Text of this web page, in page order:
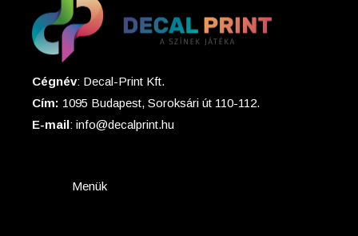
Cégnév: Decal-Print Kft.
Cím: 1095 Budapest, Soroksári út 110-112.
E-mail: info@decalprint.hu
Menük